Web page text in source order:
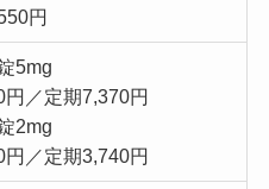
円
5mg
／定期7,370円
2mg
／定期3,740円